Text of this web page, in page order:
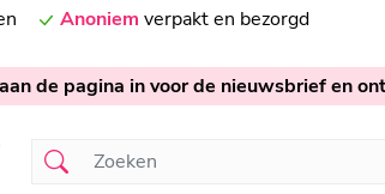
Anoniem verpakt en bezorgd
de pagina in voor de nieuwsbrief en